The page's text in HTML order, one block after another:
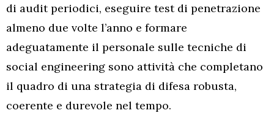
di audit periodici, eseguire test di penetrazione
almeno due volte l’anno e formare
adeguatamente il personale sulle tecniche di
social engineering sono attività che completano
il quadro di una strategia di difesa robusta,
coerente e durevole nel tempo.